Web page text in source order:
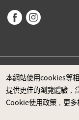
本網站使用cookies等
提供更佳的瀏覽體驗，
Cookie使用政策，更
政府網站資料開放宣告
隱私權
安全政策